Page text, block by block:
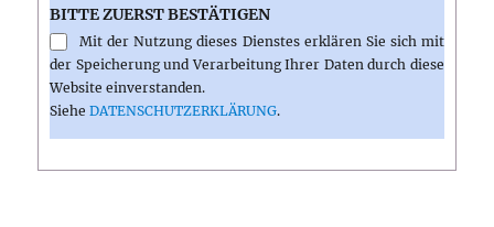
BITTE ZUERST BESTÄTIGEN
Mit der Nutzung dieses Dienstes erklären Sie sich mit
der Speicherung und Verarbeitung Ihrer Daten durch diese
Website einverstanden.
SieheDATENSCHUTZERKLÄRUNG.